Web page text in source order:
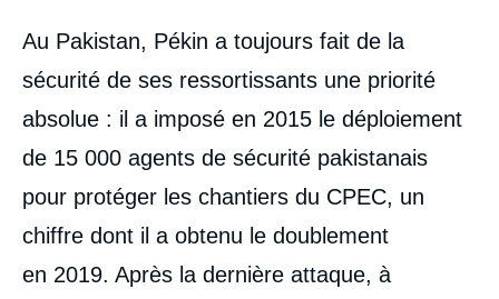
Au Pakistan, Pékin a toujours fait de la
sécurité de ses ressortissants une priorité
absolue : il a imposé en 2015 le déploiement
de 15 000 agents de sécurité pakistanais
pour protéger les chantiers du CPEC, un
chiffre dont il a obtenu le doublement
en 2019. Après la dernière attaque, à